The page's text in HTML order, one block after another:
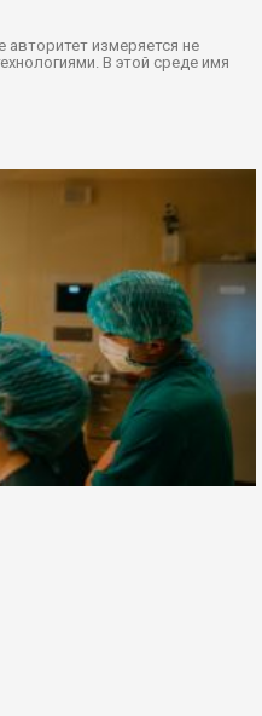
авторитет измеряется не
В этой среде имя